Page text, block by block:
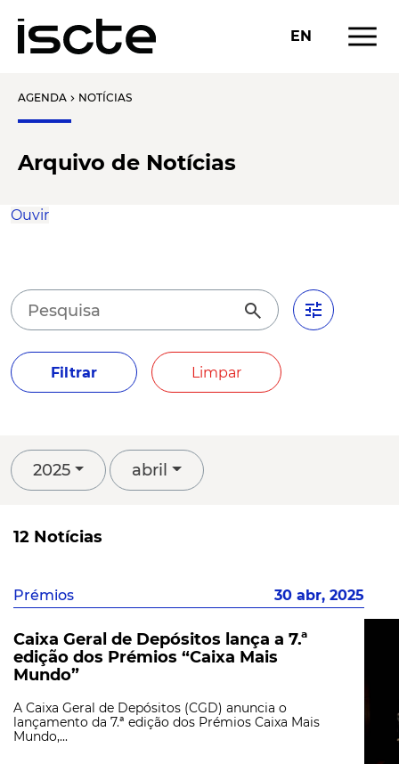
EN menu
AGENDA chevron_right NOTÍCIAS
Arquivo de Notícias
Ouvir
search tune
Filtrar Limpar
2025 abril
12 Notícias
Prémios 30 abr, 2025
Caixa Geral de Depósitos lança a 7.ª
edição dos Prémios “Caixa Mais
Mundo”
A Caixa Geral de Depósitos (CGD) anuncia o
lançamento da 7.ª edição dos Prémios Caixa Mais
Mundo,...